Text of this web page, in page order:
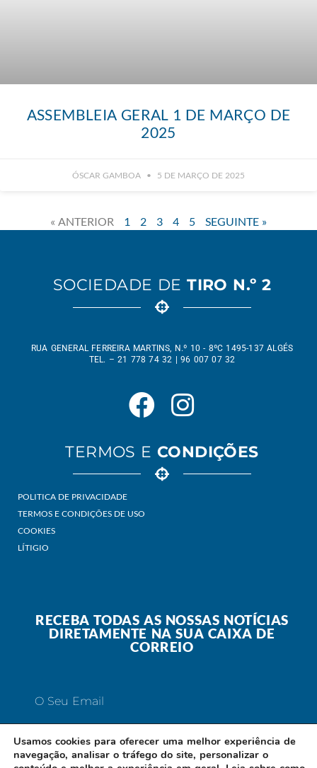
ASSEMBLEIA GERAL 1 DE MARÇO DE
2025
ÓSCAR GAMBOA 5 DE MARÇO DE 2025
« ANTERIOR 1 2 3 4 5 SEGUINTE »
SOCIEDADE DE TIRO N.º 2
RUA GENERAL FERREIRA MARTINS, N.º 10 - 8ºC 1495-137 ALGÉS
TEL. – 21 778 74 32 | 96 007 07 32
TERMOS E CONDIÇÕES
POLITICA DE PRIVACIDADE
TERMOS E CONDIÇÕES DE USO
COOKIES
LÍTIGIO
RECEBA TODAS AS NOSSAS NOTÍCIAS
DIRETAMENTE NA SUA CAIXA DE
CORREIO
O Seu Email
Usamos cookies para oferecer uma melhor experiência de
navegação, analisar o tráfego do site, personalizar o